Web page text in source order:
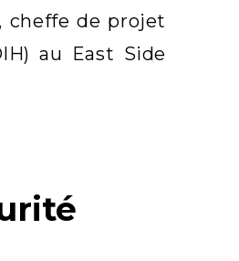
cheffe de projet
au East Side